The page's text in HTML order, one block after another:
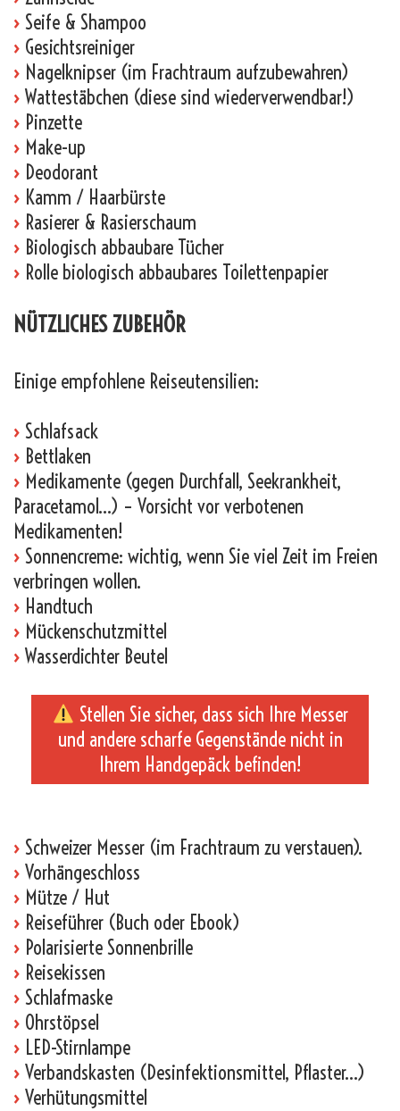
› Seife & Shampoo
› Gesichtsreiniger
› Nagelknipser (im Frachtraum aufzubewahren)
› Wattestäbchen (diese sind wiederverwendbar!)
› Pinzette
› Make-up
› Deodorant
› Kamm / Haarbürste
› Rasierer & Rasierschaum
› Biologisch abbaubare Tücher
› Rolle biologisch abbaubares Toilettenpapier
NÜTZLICHES ZUBEHÖR
Einige empfohlene Reiseutensilien:
› Schlafsack
› Bettlaken
› Medikamente (gegen Durchfall, Seekrankheit,
Paracetamol…) – Vorsicht vor verbotenen
Medikamenten!
› Sonnencreme: wichtig, wenn Sie viel Zeit im Freien
verbringen wollen.
› Handtuch
› Mückenschutzmittel
› Wasserdichter Beutel
Stellen Sie sicher, dass sich Ihre Messer
und andere scharfe Gegenstände nicht in
Ihrem Handgepäck befinden!
› Schweizer Messer (im Frachtraum zu verstauen).
› Vorhängeschloss
› Mütze / Hut
› Reiseführer (Buch oder Ebook)
› Polarisierte Sonnenbrille
› Reisekissen
› Schlafmaske
› Ohrstöpsel
› LED-Stirnlampe
› Verbandskasten (Desinfektionsmittel, Pflaster…)
› Verhütungsmittel